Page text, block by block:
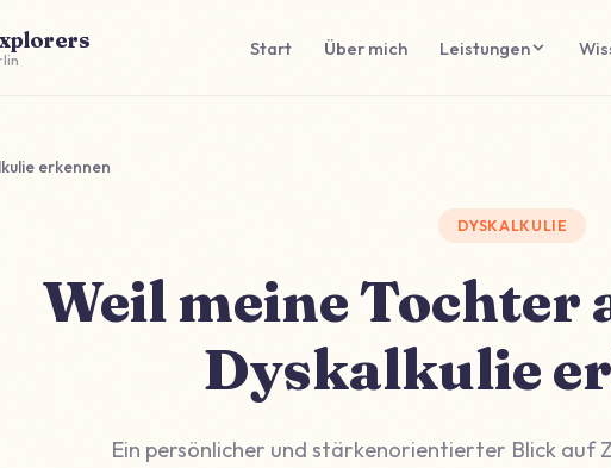
Start Über mich Leistungen
erkennen
DYSKALKULIE
Weil meine Tochter
Dyskalkulie
Ein persönlicher und stärkenorientierter Blick auf